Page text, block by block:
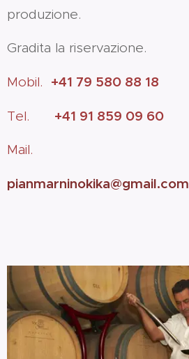
produzione.
Gradita la riservazione.
Mobil. +41 79 580 88 18
Tel. +41 91 859 09 60
Mail.
pianmarninokika@gmail.com